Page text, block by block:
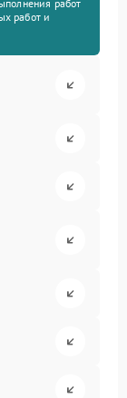
работ
работ и